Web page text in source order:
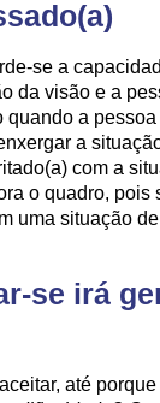
se a
da visão e a
quando a
a
com a
o quadro,
uma situação
se irá
até